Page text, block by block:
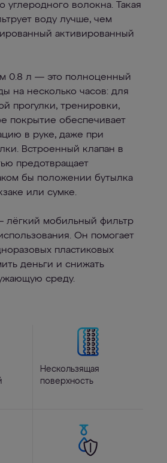
углеродного волокна. Такая
воду лучше, чем
активированный
0.8 л — это полноценный
на несколько часов: для
прогулки, тренировки,
покрытие обеспечивает
в руке, даже при
Встроенный клапан в
предотвращает
бы положении бутылка
или сумке.
мобильный фильтр
Он помогает
пластиковых
деньги и снижать
среду.
Нескользящая
поверхность